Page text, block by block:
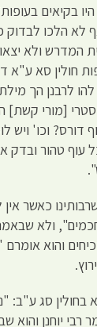
בקיאים
לא הלכו
המדרש ולא
חולין סא ע"א
לרבנן הך
[מורי
דורס? וכו'
עוף טהור ובדק
כאשר
ולא
והוא אומרם
סג ע"ב:
יוחנן והוא